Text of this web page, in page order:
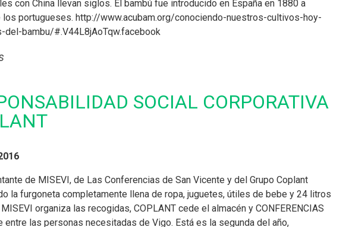
con China llevan siglos. El bambú fue introducido en España en 1880 a
los portugueses. http://www.acubam.org/conociendo-nuestros-cultivos-hoy-
del-bambu/#.V44L8jAoTqw.facebook
SOCIAL CORPORATIVA
de MISEVI, de Las Conferencias de San Vicente y del Grupo Coplant
la furgoneta completamente llena de ropa, juguetes, útiles de bebe y 24 litros
organiza las recogidas, COPLANT cede el almacén y CONFERENCIAS
entre las personas necesitadas de Vigo. Está es la segunda del año,